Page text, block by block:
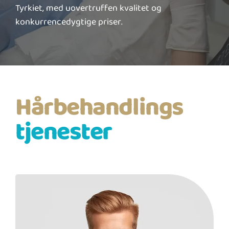
Tyrkiet, med uovertruffen kvalitet og
konkurrencedygtige priser.
Hårbehandlings
tjenester